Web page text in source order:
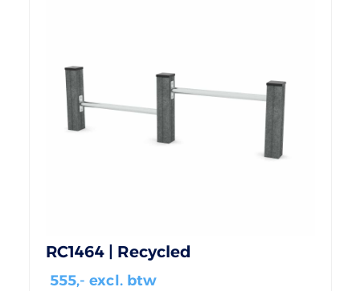
RC1464 | Recycled
555,- excl. btw